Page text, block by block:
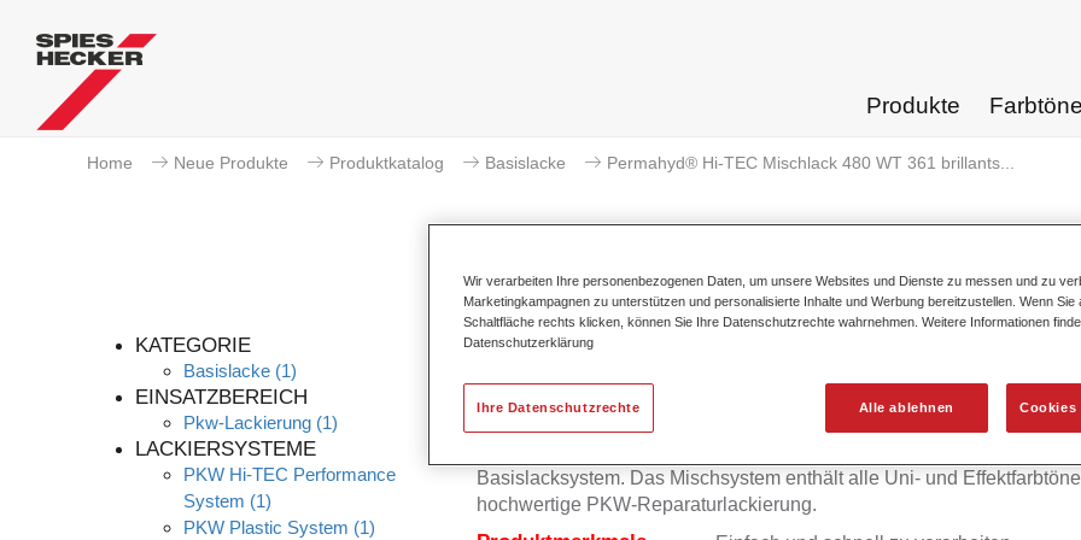
Produkte Farbtöne
Home Neue Produkte Produktkatalog Basislacke Permahyd® Hi-TEC Mischlack 480 WT 361 brillants...
KATEGORIE
Basislacke (1)
EINSATZBEREICH
Pkw-Lackierung (1)
LACKIERSYSTEME
PKW Hi-TEC Performance
System (1)
PKW Plastic System (1)
Permahyd® Hi-TEC Mischlack
Basislacksystem. Das Mischsystem enthält alle Uni- und
hochwertige PKW-Reparaturlackierung.
Wir verarbeiten Ihre personenbezogenen Daten, um unsere Websites und Dienste zu messen und zu
Marketingkampagnen zu unterstützen und personalisierte Inhalte und Werbung bereitzustellen. Wenn Sie
Schaltfläche rechts klicken, können Sie Ihre Datenschutzrechte wahrnehmen. Weitere Informationen
Datenschutzerklärung
Alle ablehnen Cookies
Ihre Datenschutzrechte